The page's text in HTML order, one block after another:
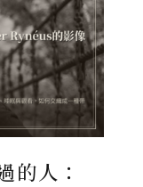
的人：